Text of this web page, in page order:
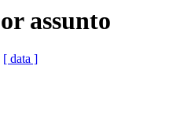
assunto
[ data ]